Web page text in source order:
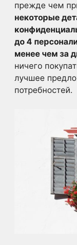
прежде чем
некоторые
до 4
менее чем за
ничего
лучшее
потребностей.